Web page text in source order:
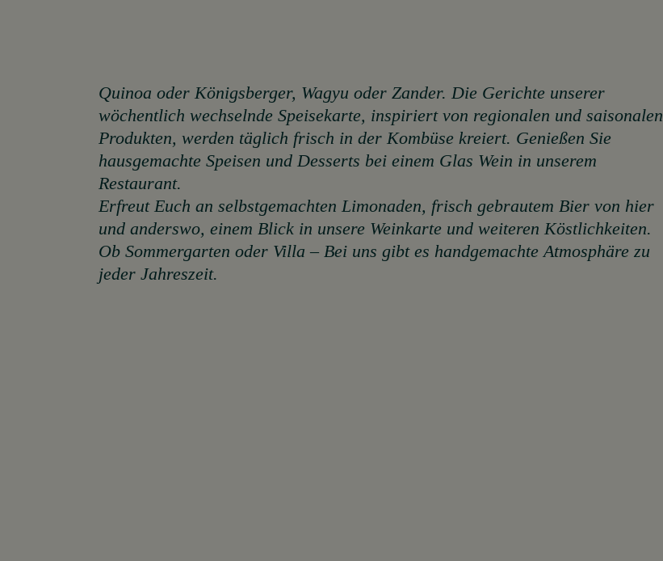
Quinoa oder Königsberger, Wagyu oder Zander. Die Gerichte unserer
wöchentlich wechselnde Speisekarte, inspiriert von regionalen und saisonalen
Produkten, werden täglich frisch in der Kombüse kreiert. Genießen Sie
hausgemachte Speisen und Desserts bei einem Glas Wein in unserem
Restaurant.
Erfreut Euch an selbstgemachten Limonaden, frisch gebrautem Bier von hier
und anderswo, einem Blick in unsere Weinkarte und weiteren Köstlichkeiten.
Ob Sommergarten oder Villa – Bei uns gibt es handgemachte Atmosphäre zu
jeder Jahreszeit.